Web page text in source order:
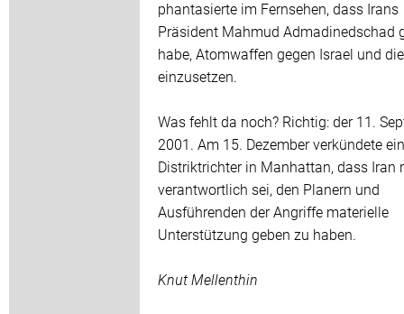
phantasierte im Fernsehen, dass Irans
Präsident Mahmud Admadinedschad
habe, Atomwaffen gegen Israel und
einzusetzen.
Was fehlt da noch? Richtig: der 11.
2001. Am 15. Dezember verkündete ein
Distriktrichter in Manhattan, dass Iran
verantwortlich sei, den Planern und
Ausführenden der Angriffe materielle
Unterstützung geben zu haben.
Knut Mellenthin